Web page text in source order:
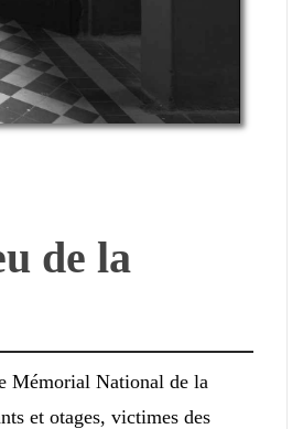
de la
Mémorial National de la
et otages, victimes des